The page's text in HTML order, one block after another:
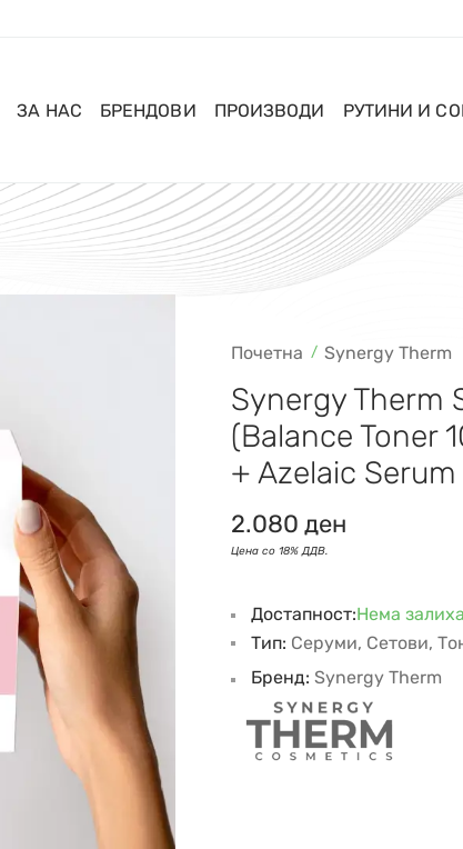
ЗА НАС БРЕНДОВИ ПРОИЗВОДИ РУТИНИ И
Почетна Synergy Therm
Synergy Therm
(Balance Toner
+ Azelaic
2.080 ден
Достапност:Нема залиха
Тип: Серуми, Сетови,
Бренд: Synergy Therm